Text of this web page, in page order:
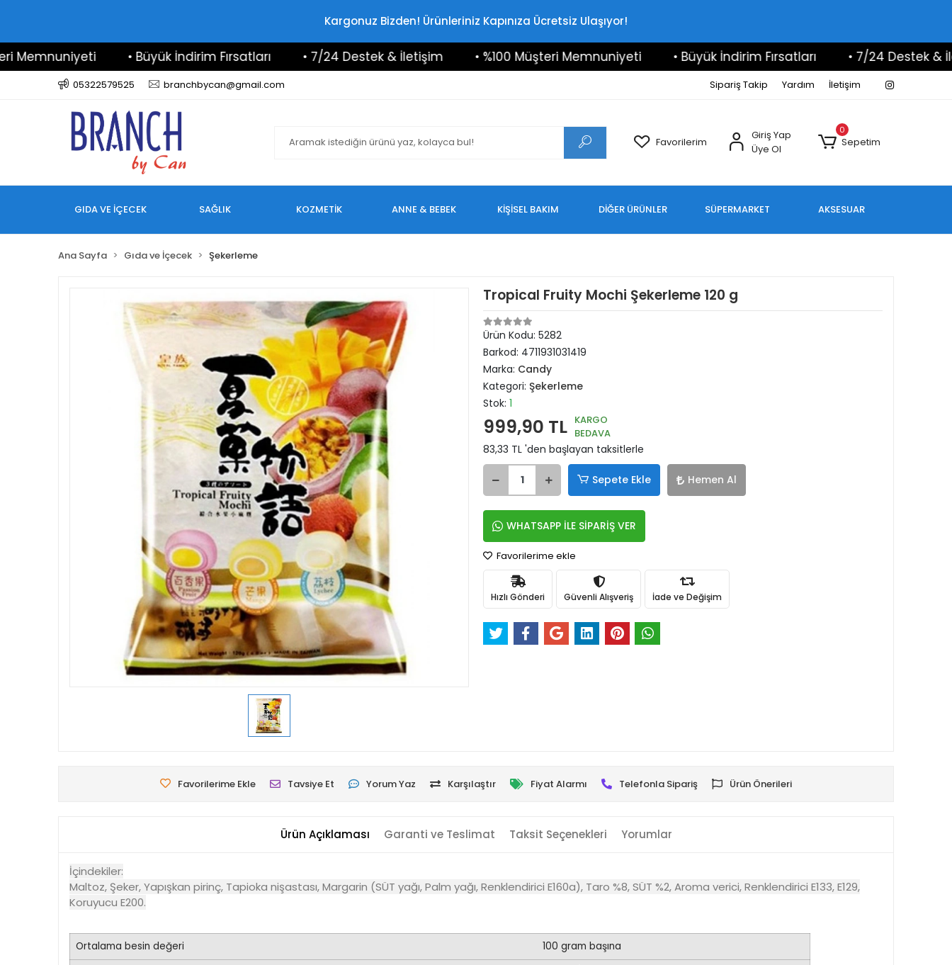
Kargonuz Bizden! Ürünleriniz Kapınıza Ücretsiz Ulaşıyor!
• Büyük İndirim Fırsatları • 7/24 Destek & İletişim • %100 Müşteri Memnuniyeti • Büyük İndirim Fırsatları • 7/24 Destek & İletişim
05322579525 branchbycan@gmail.com Sipariş Takip Yardım İletişim
Favorilerim
Giriş Yap
Üye Ol
0
Sepetim
GIDA VE İÇECEK SAĞLIK KOZMETİK ANNE & BEBEK KİŞİSEL BAKIM DİĞER ÜRÜNLER SÜPERMARKET AKSESUAR
Ana Sayfa Gıda ve İçecek Şekerleme
Tropical Fruity Mochi Şekerleme 120 g
Ürün Kodu: 5282
Barkod: 4711931031419
Marka: Candy
Kategori: Şekerleme
Stok: 1
999,90 TL KARGO
BEDAVA
83,33 TL 'den başlayan taksitlerle
Sepete Ekle Hemen Al
WHATSAPP İLE SİPARİŞ VER
Favorilerime ekle
Hızlı Gönderi Güvenli Alışveriş İade ve Değişim
Favorilerime Ekle Tavsiye Et Yorum Yaz Karşılaştır Fiyat Alarmı Telefonla Sipariş Ürün Önerileri
Ürün Açıklaması Garanti ve Teslimat Taksit Seçenekleri Yorumlar
İçindekiler:
Maltoz, Şeker, Yapışkan pirinç, Tapioka nişastası, Margarin (SÜT yağı, Palm yağı, Renklendirici E160a), Taro %8, SÜT %2, Aroma verici, Renklendirici E133, E129,
Koruyucu E200.
Ortalama besin değeri
100 gram başına